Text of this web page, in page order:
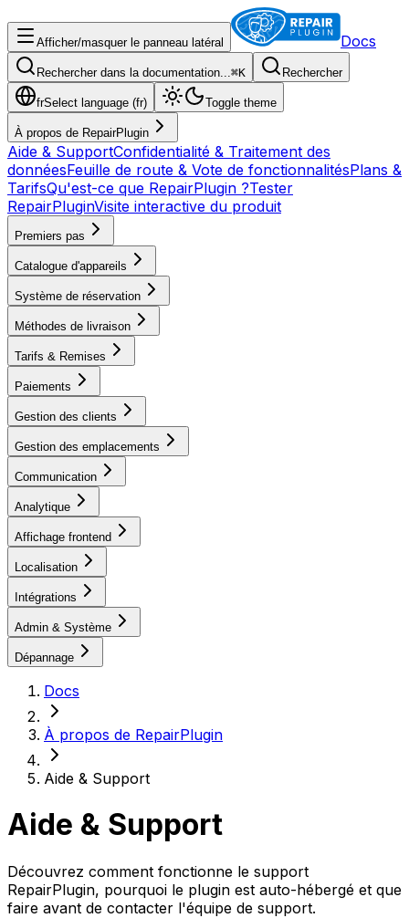
Afficher/masquer le panneau latéral Docs
Rechercher dans la documentation...⌘K Rechercher
frSelect language (fr) Toggle theme
À propos de RepairPlugin
Aide & SupportConfidentialité & Traitement des
donnéesFeuille de route & Vote de fonctionnalitésPlans &
TarifsQu'est-ce que RepairPlugin ?Tester
RepairPluginVisite interactive du produit
Premiers pas
Catalogue d'appareils
Système de réservation
Méthodes de livraison
Tarifs & Remises
Paiements
Gestion des clients
Gestion des emplacements
Communication
Analytique
Affichage frontend
Localisation
Intégrations
Admin & Système
Dépannage
Docs
À propos de RepairPlugin
Aide & Support
Aide & Support
Découvrez comment fonctionne le support
RepairPlugin, pourquoi le plugin est auto-hébergé et que
faire avant de contacter l'équipe de support.